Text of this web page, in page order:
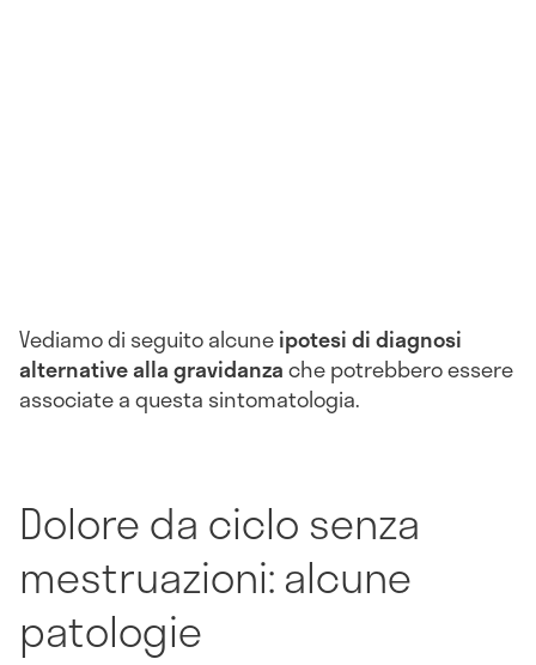
Vediamo di seguito alcuneipotesi di diagnosi
alternative alla gravidanzache potrebbero essere
associate a questa sintomatologia.
Dolore da ciclo senza
mestruazioni: alcune
patologie